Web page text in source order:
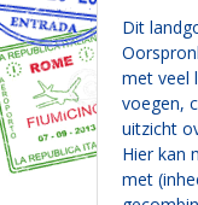
Dit
met veel
voegen,
uitzicht
Hier kan
met